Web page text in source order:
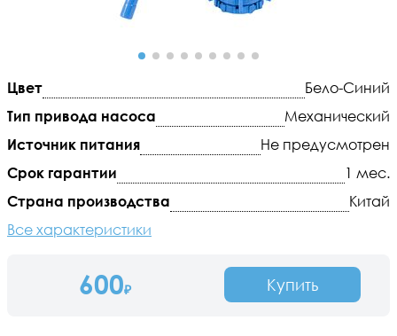
Цвет
Бело-Синий
Тип привода насоса
Механический
Источник питания
Не предусмотрен
Срок гарантии
1 мес.
Страна производства
Китай
Все характеристики
600₽ Купить